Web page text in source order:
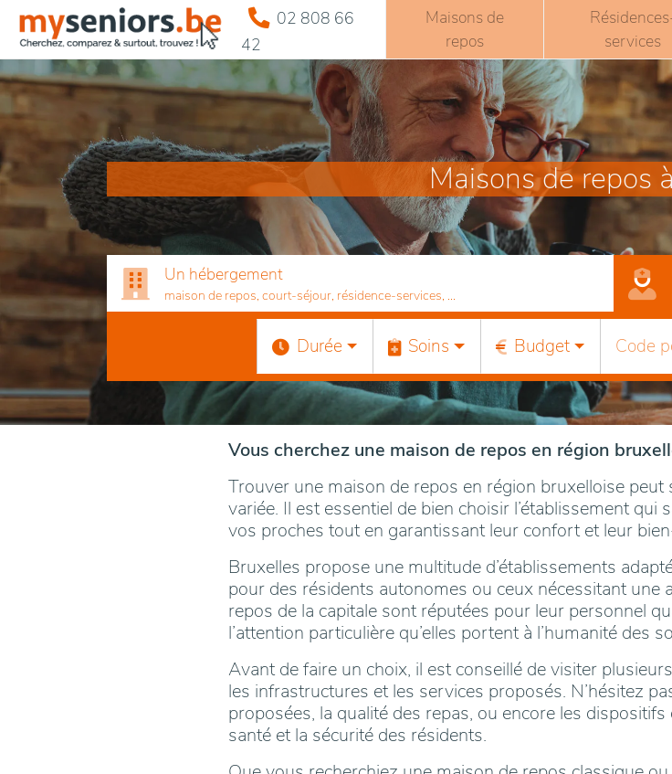
02 808 66
42
Maisons de
repos
services
Maisons de repos
Un hébergement
maison de repos, court-séjour, résidence-services, ...
Durée Soins Budget
Vous cherchez une maison de repos en région
Trouver une maison de repos en région bruxelloise
variée. Il est essentiel de bien choisir l’établissement
vos proches tout en garantissant leur confort et leur
Bruxelles propose une multitude d’établissements
pour des résidents autonomes ou ceux nécessitant une
repos de la capitale sont réputées pour leur personnel
l’attention particulière qu’elles portent à l’humanité des
Avant de faire un choix, il est conseillé de visiter
les infrastructures et les services proposés. N’hésitez
proposées, la qualité des repas, ou encore les
santé et la sécurité des résidents.